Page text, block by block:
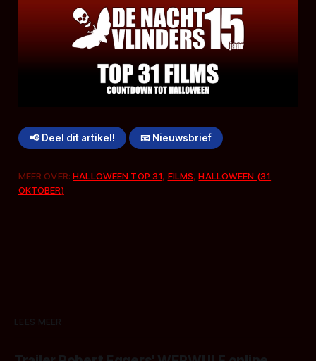
📢 Deel dit artikel! 📧 Nieuwsbrief
MEER OVER:HALLOWEEN TOP 31, FILMS,HALLOWEEN (31
OKTOBER)
LEES MEER